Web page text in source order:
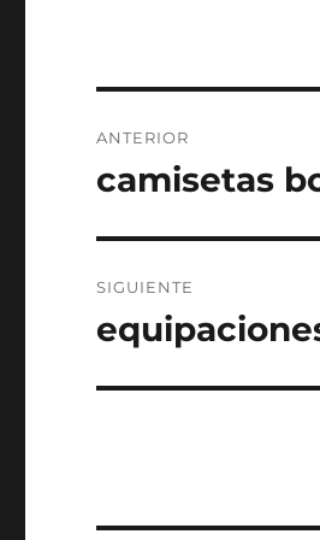
de
ANTERIOR
Entrada
camisetas
SIGUIENTE
Entrada